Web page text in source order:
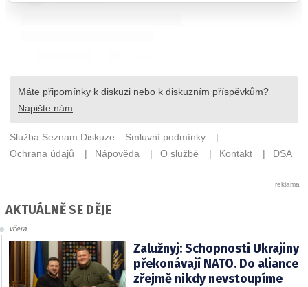
AKTUÁLNĚ SE DĚJE
včera
Zalužnyj: Schopnosti Ukrajiny
překonávají NATO. Do aliance
zřejmě nikdy nevstoupíme